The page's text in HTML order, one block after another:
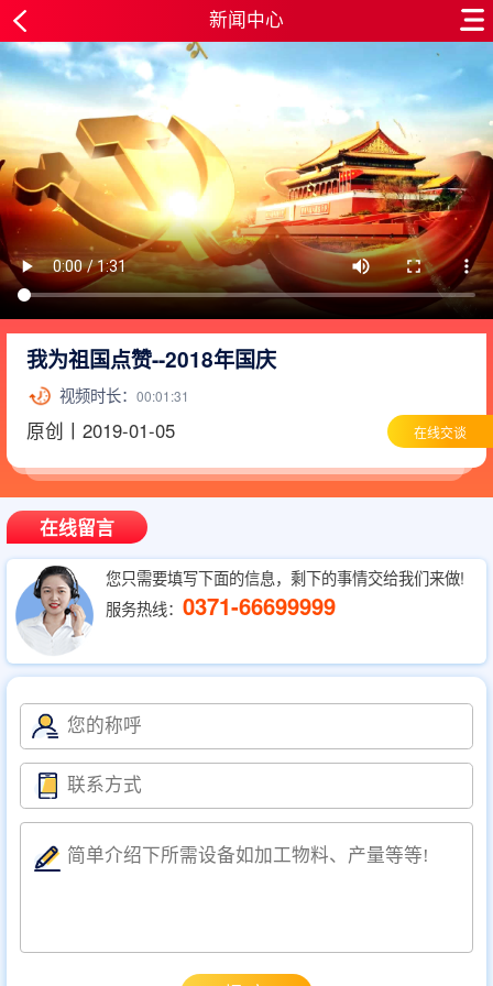
新闻中心
我为祖国点赞--2018年国庆
视频时长： 00:01:31
原创丨2019-01-05 在线交谈
在线留言
您只需要填写下面的信息，剩下的事情交给我们来做!
服务热线： 0371-66699999